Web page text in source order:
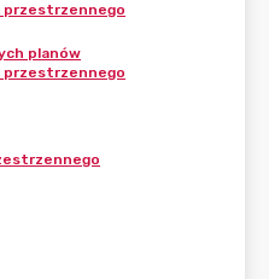
przestrzennego
planów
przestrzennego